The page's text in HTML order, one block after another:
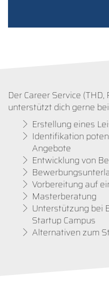
Der Career Service
unterstützt dich gerne
Erstellung eines
Identifikation
Angebote
Entwicklung von
Vorbereitung auf
Masterberatung
Unterstützung bei
Startup Campus
Alternativen zum